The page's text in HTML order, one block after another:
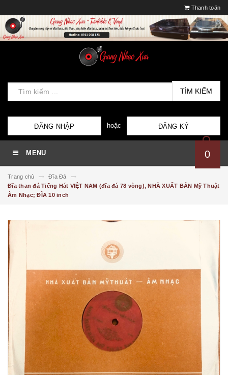
Thanh toán
TÌM KIẾM
ĐĂNG NHẬP hoặc ĐĂNG KÝ
MENU 0
Trang chủ
Đĩa Đá
Đĩa than đá Tiếng Hát VIỆT NAM (đĩa đá 78 vòng), NHÀ XUẤT BẢN Mỹ Thuật
Âm Nhạc; ĐĨA 10 inch